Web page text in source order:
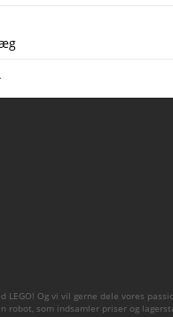
LEGO! Og vi vil gerne dele vores
robot, som indsamler priser og